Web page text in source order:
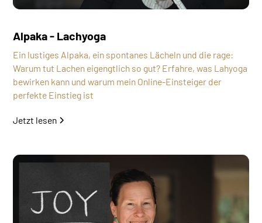
Alpaka - Lachyoga
Ein lustiges Alpaka, ein spontanes Lächeln und die rage:
Warum tut Lachen eigengtlich so gut? Erfahre, was Lahyoga
bewirken kann und warum mein Online-Einsteiger der
perfekte Einstieg ist
Jetzt lesen